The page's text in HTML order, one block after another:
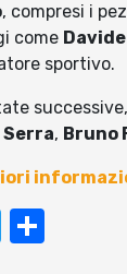
, compresi i
come
sportivo.
, Bruno
Twitter